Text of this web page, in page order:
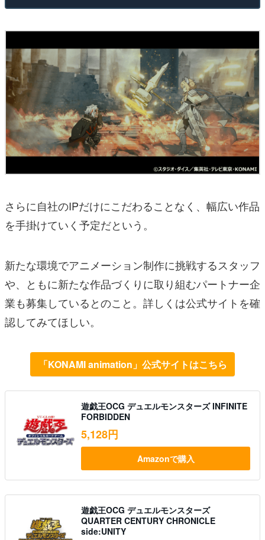
さらに自社のIPだけにこだわることなく、幅広い作品
を手掛けていく予定だという。
新たな環境でアニメーション制作に挑戦するスタッフ
や、ともに新たな作品づくりに取り組むパートナー企
業も募集しているとのこと。詳しくは公式サイトを確
認してみてほしい。
「KONAMI animation」公式サイトはこちら
遊戯王OCG デュエルモンスターズ INFINITE
FORBIDDEN
5,128円
Amazonで購入
遊戯王OCG デュエルモンスターズ
QUARTER CENTURY CHRONICLE
side:UNITY